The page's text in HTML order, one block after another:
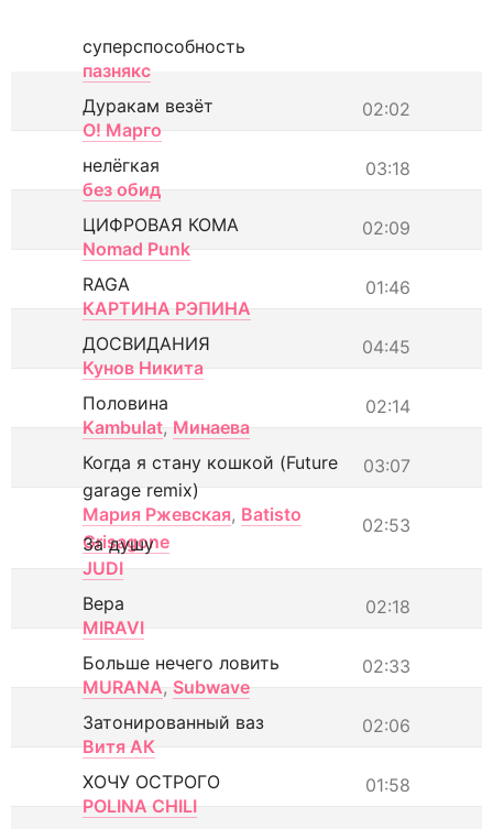
суперспособность
пазнякс
02:02
Дуракам везёт
О! Марго
03:18
нелёгкая
без обид
02:09
ЦИФРОВАЯ КОМА
Nomad Punk
01:46
RAGA
КАРТИНА РЭПИНА
04:45
ДОСВИДАНИЯ
Кунов Никита
02:14
Половина
Kambulat, Минаева
03:07
Когда я стану кошкой (Future
garage remix)
Мария Ржевская, Batisto
Grisagone
02:53
За душу
JUDI
02:18
Вера
MIRAVI
02:33
Больше нечего ловить
MURANA, Subwave
02:06
Затонированный ваз
Витя АК
01:58
ХОЧУ ОСТРОГО
POLINA CHILI